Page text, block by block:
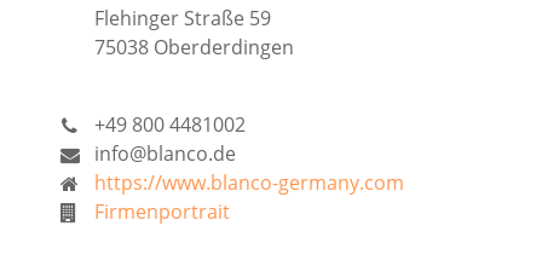
Flehinger Straße 59
75038 Oberderdingen
+49 800 4481002
info@blanco.de
https://www.blanco-germany.com
Firmenportrait